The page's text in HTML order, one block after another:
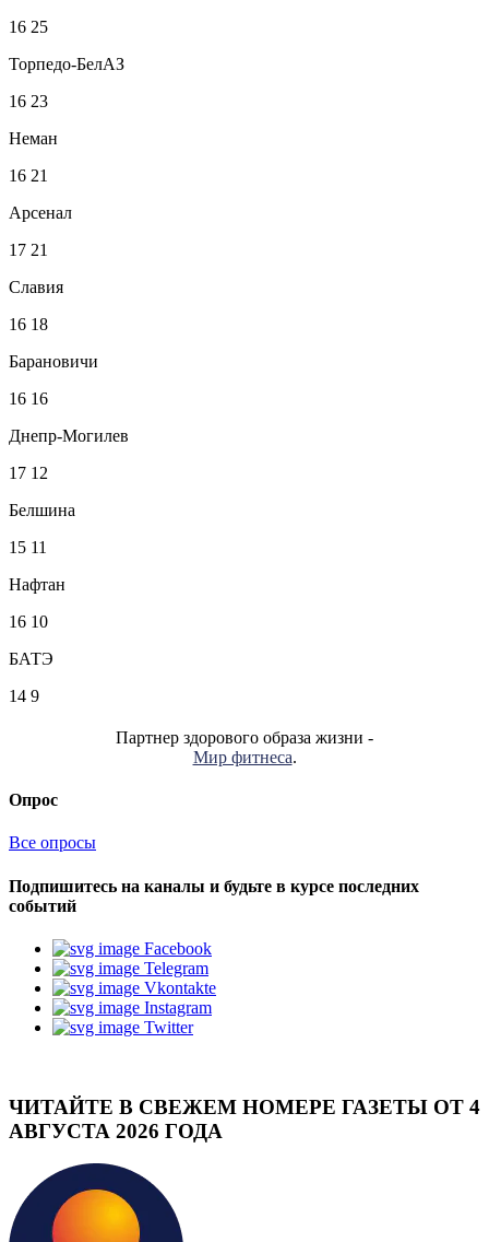
16 25
Торпедо-БелАЗ
16 23
Неман
16 21
Арсенал
17 21
Славия
16 18
Барановичи
16 16
Днепр-Могилев
17 12
Белшина
15 11
Нафтан
16 10
БАТЭ
14 9
Партнер здорового образа жизни -
Мир фитнеса.
Опрос
Все опросы
Подпишитесь на каналы и будьте в курсе последних
событий
Facebook
Telegram
Vkontakte
Instagram
Twitter
ЧИТАЙТЕ В СВЕЖЕМ НОМЕРЕ ГАЗЕТЫ ОТ 4
АВГУСТА 2026 ГОДА